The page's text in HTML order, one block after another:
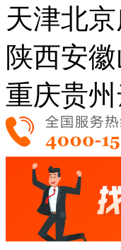
天津北京
陕西安徽
重庆贵州